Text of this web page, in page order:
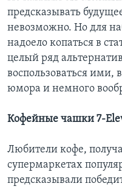
предсказывать
невозможно. Но для
надоело копаться в
целый ряд
воспользоваться ими,
юмора и немного
Кофейные чашки 7-
Любители кофе,
супермаркетах
предсказывали